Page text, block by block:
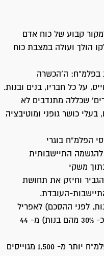
למקור קבוע של כוח אדם
הולך ועולה במצבת כוח
בפלמ”ח: ה’הכשרה
על כל חבריו, בנים ובנות.
שכללה מתנדבים לא
בעלי כושר גופני ומוטיבציה
רוב מגוייסי הפלמ”ח בוגרי
להגשמה התיישבותית
משקי
וחיזק את תחושת
העובדת.
לפני ההסכם) לאפריל
1946, נוספו לפלמ”ח 1,300 מגוייסים (כ- 30% מהם בנות) מ- 44
מיולי 1946 עד נובמבר 1947, נוספו לפלמ”ח יותר מ- 1,500 מגוייסים